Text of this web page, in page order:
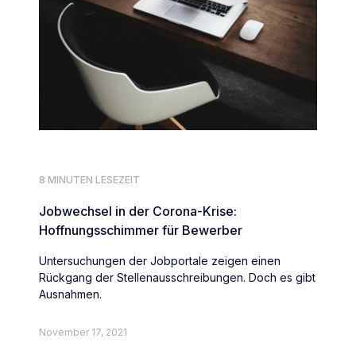
8 MINUTEN LESEZEIT
Jobwechsel in der Corona-Krise:
Hoffnungsschimmer für Bewerber
Untersuchungen der Jobportale zeigen einen
Rückgang der Stellenausschreibungen. Doch es gibt
Ausnahmen.
November 17, 2021